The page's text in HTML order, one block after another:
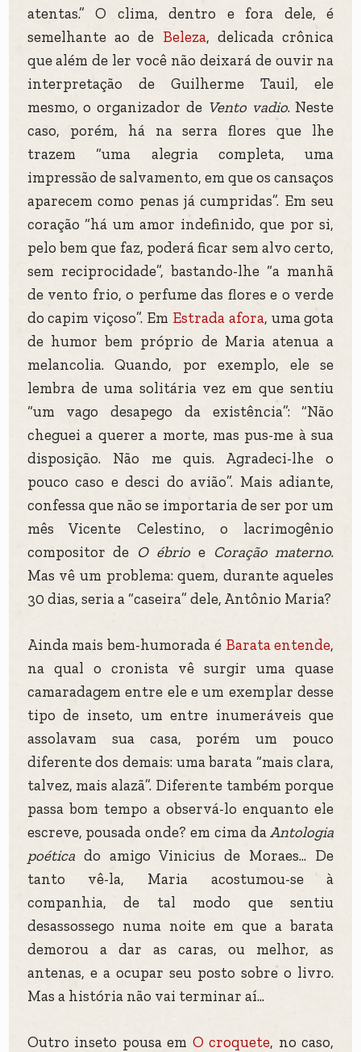
atentas.” O clima, dentro e fora dele, é
semelhante ao de Beleza, delicada crônica
que além de ler você não deixará de ouvir na
interpretação de Guilherme Tauil, ele
mesmo, o organizador de Vento vadio. Neste
caso, porém, há na serra flores que lhe
trazem “uma alegria completa, uma
impressão de salvamento, em que os cansaços
aparecem como penas já cumpridas”. Em seu
coração “há um amor indefinido, que por si,
pelo bem que faz, poderá ficar sem alvo certo,
sem reciprocidade”, bastando-lhe “a manhã
de vento frio, o perfume das flores e o verde
do capim viçoso”. Em Estrada afora, uma gota
de humor bem próprio de Maria atenua a
melancolia. Quando, por exemplo, ele se
lembra de uma solitária vez em que sentiu
“um vago desapego da existência”: “Não
cheguei a querer a morte, mas pus-me à sua
disposição. Não me quis. Agradeci-lhe o
pouco caso e desci do avião”. Mais adiante,
confessa que não se importaria de ser por um
mês Vicente Celestino, o lacrimogênio
compositor de O ébrio e Coração materno.
Mas vê um problema: quem, durante aqueles
30 dias, seria a “caseira” dele, Antônio Maria?
Ainda mais bem-humorada éBarata entende,
na qual o cronista vê surgir uma quase
camaradagem entre ele e um exemplar desse
tipo de inseto, um entre inumeráveis que
assolavam sua casa, porém um pouco
diferente dos demais: uma barata “mais clara,
talvez, mais alazã”. Diferente também porque
passa bom tempo a observá-lo enquanto ele
escreve, pousada onde? em cima daAntologia
poéticado amigo Vinicius de Moraes... De
tanto vê-la, Maria acostumou-se à
companhia, de tal modo que sentiu
desassossego numa noite em que a barata
demorou a dar as caras, ou melhor, as
antenas, e a ocupar seu posto sobre o livro.
Mas a história não vai terminar aí...
Outro inseto pousa em O croquete, no caso,